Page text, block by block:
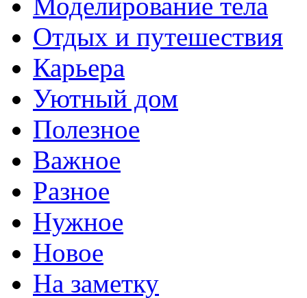
Отдых и путешествия
Карьера
Уютный дом
Полезное
Важное
Разное
Нужное
Новое
На заметку